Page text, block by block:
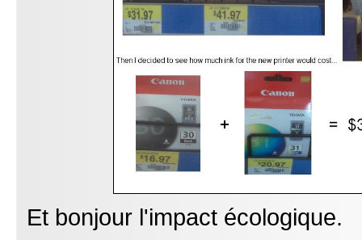
Et bonjour l'impact écologique.